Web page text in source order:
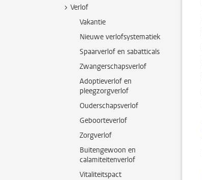
Verlof
Vakantie
Nieuwe verlofsystematiek
Spaarverlof en sabatticals
Zwangerschapsverlof
Adoptieverlof en
pleegzorgverlof
Ouderschapsverlof
Geboorteverlof
Zorgverlof
Buitengewoon en
calamiteitenverlof
Vitaliteitspact